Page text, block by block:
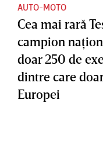
AUTO-MOTO
Cea mai rară
campion
doar 250 de
dintre care
Europei